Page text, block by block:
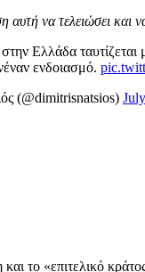
αυτή να τελειώσει και
Ελλάδα
ενδοιασμό.
(@dimitrisnatsios)